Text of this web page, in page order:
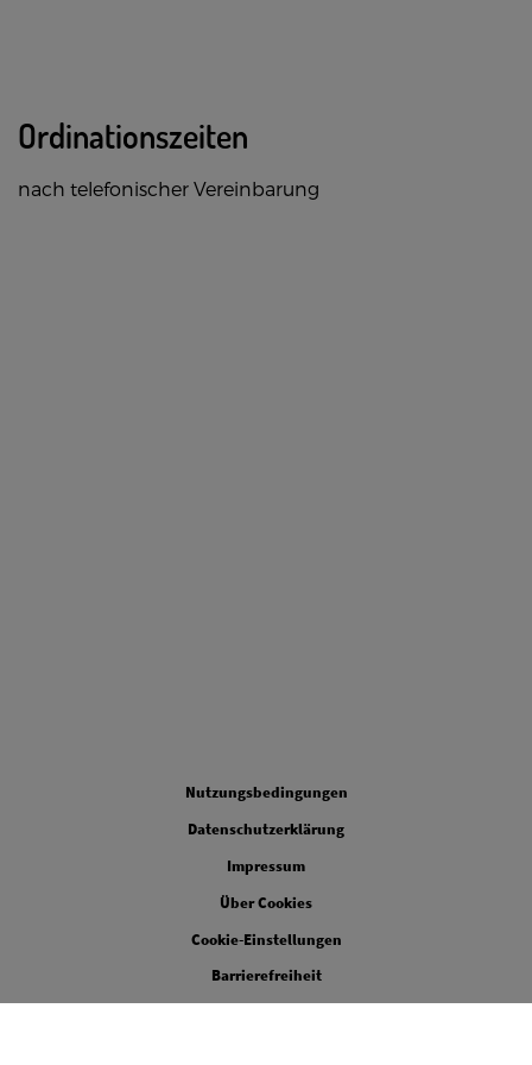
Ordinationszeiten
nach telefonischer Vereinbarung
Nutzungsbedingungen
Datenschutzerklärung
Impressum
Über Cookies
Cookie-Einstellungen
Barrierefreiheit